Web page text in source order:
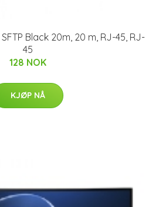
Black 20m, 20 m, RJ-45, RJ-
45
128 NOK
KJØP NÅ